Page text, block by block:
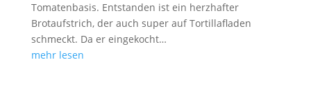
Tomatenbasis. Entstanden ist ein herzhafter
Brotaufstrich, der auch super auf Tortillafladen
schmeckt. Da er eingekocht…
mehr lesen